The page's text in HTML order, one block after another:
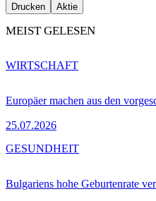
Drucken Aktie
MEIST GELESEN
Europäer machen aus den
25.07.2026
WIRTSCHAFT
Bulgariens hohe Geburtenrate
GESUNDHEIT